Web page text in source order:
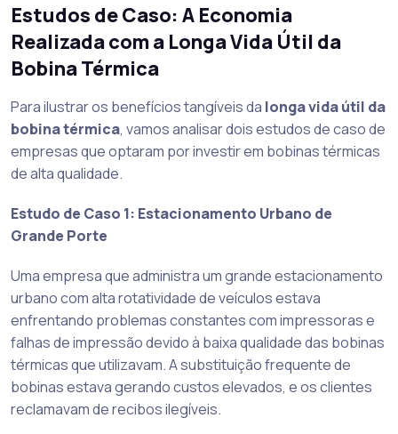
Estudos de Caso: A Economia
Realizada com a Longa Vida Útil da
Bobina Térmica
Para ilustrar os benefícios tangíveis da longa vida útil da
bobina térmica, vamos analisar dois estudos de caso de
empresas que optaram por investir em bobinas térmicas
de alta qualidade.
Estudo de Caso 1: Estacionamento Urbano de
Grande Porte
Uma empresa que administra um grande estacionamento
urbano com alta rotatividade de veículos estava
enfrentando problemas constantes com impressoras e
falhas de impressão devido à baixa qualidade das bobinas
térmicas que utilizavam. A substituição frequente de
bobinas estava gerando custos elevados, e os clientes
reclamavam de recibos ilegíveis.